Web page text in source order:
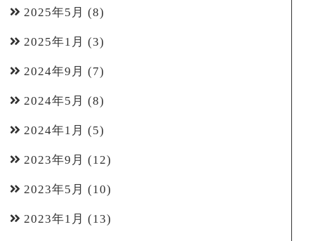
2025年5月 (8)
2025年1月 (3)
2024年9月 (7)
2024年5月 (8)
2024年1月 (5)
2023年9月 (12)
2023年5月 (10)
2023年1月 (13)